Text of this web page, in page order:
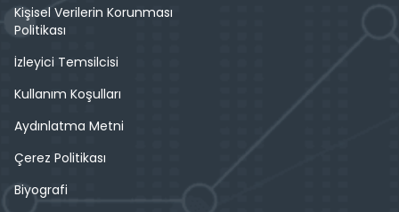
Kişisel Verilerin Korunması
Politikası
İzleyici Temsilcisi
Kullanım Koşulları
Aydınlatma Metni
Çerez Politikası
Biyografi